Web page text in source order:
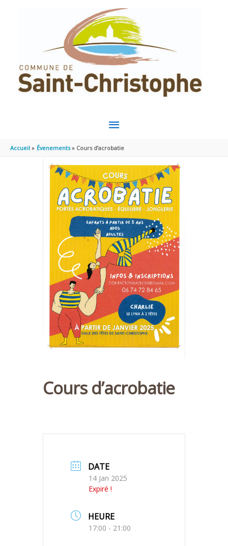
MENU
PRINCIPAL
Accueil Évenements Cours d’acrobatie
Cours d’acrobatie
DATE
14 Jan 2025
Expiré !
HEURE
17:00 - 21:00